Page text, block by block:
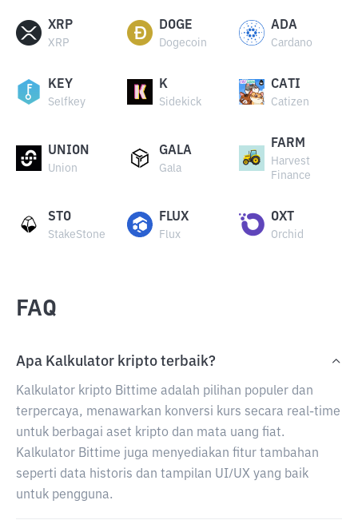
XRP
XRP
DOGE
Dogecoin
ADA
Cardano
KEY
Selfkey
K
Sidekick
CATI
Catizen
UNION
Union
GALA
Gala
FARM
Harvest
Finance
STO
StakeStone
FLUX
Flux
OXT
Orchid
FAQ
Apa Kalkulator kripto terbaik?
Kalkulator kripto Bittime adalah pilihan populer dan
terpercaya, menawarkan konversi kurs secara real-time
untuk berbagai aset kripto dan mata uang fiat.
Kalkulator Bittime juga menyediakan fitur tambahan
seperti data historis dan tampilan UI/UX yang baik
untuk pengguna.